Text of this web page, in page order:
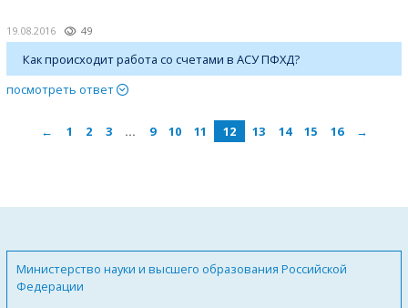
19.08.2016 49
Как происходит работа со счетами в АСУ ПФХД?
посмотреть ответ
← 1 2 3 … 9 10 11 12 13 14 15 16 →
Министерство науки и высшего образования Российской
Федерации